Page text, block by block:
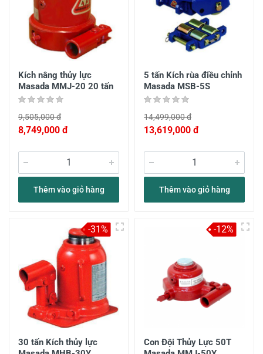
Kích nâng thủy lực
Masada MMJ-20 20 tấn
9,505,000 đ
8,749,000 đ
Thêm vào giỏ hàng
5 tấn Kích rùa điều chỉnh
Masada MSB-5S
14,499,000 đ
13,619,000 đ
Thêm vào giỏ hàng
30 tấn Kích thủy lực
-31%
Con Đội Thủy Lực 50T
-12%